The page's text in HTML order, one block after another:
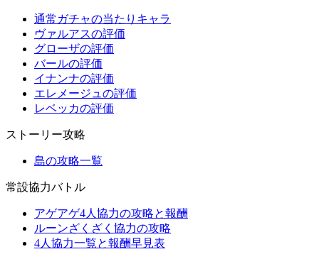
通常ガチャの当たりキャラ
ヴァルアスの評価
グローザの評価
バールの評価
イナンナの評価
エレメージュの評価
レベッカの評価
ストーリー攻略
島の攻略一覧
常設協力バトル
アゲアゲ4人協力の攻略と報酬
ルーンざくざく協力の攻略
4人協力一覧と報酬早見表